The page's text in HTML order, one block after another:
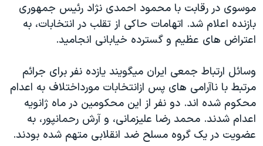
موسوی در رقابت با محمود احمدی نژاد رئيس جمهوری
بازنده اعلام شد. اتهامات حاکی از تقلب در انتخابات، به
اعتراض های عظيم و گسترده خيابانی انجاميد.
وسائل ارتباط جمعی ايران ميگويند يازده نفر برای جرائم
مرتبط با ناآرامی های پس ازانتخابات مورداختلاف به اعدام
محکوم شده اند. دو نفر از اين محکومين در ماه ژانويه
اعدام شدند. محمد رضا علیزمانی، و آرش رحمانپور، به
عضويت در يک گروه مسلح ضد انقلابی متهم شده بودند.